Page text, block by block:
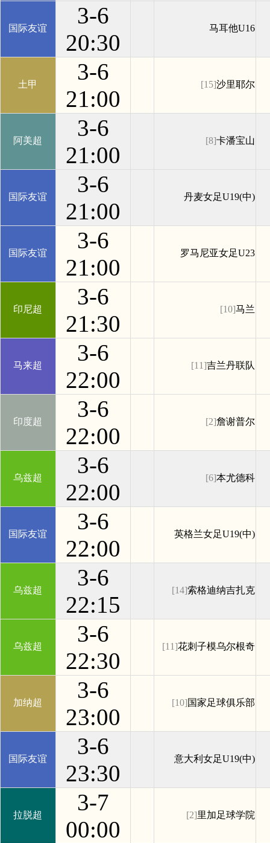
国际友谊
3-6
20:30
马耳他U16
土甲
3-6
21:00
[15]沙里耶尔
阿美超
3-6
21:00
[8]卡潘宝山
国际友谊
3-6
21:00
丹麦女足U19(中)
国际友谊
3-6
21:00
罗马尼亚女足U23
印尼超
3-6
21:30
[10]马兰
马来超
3-6
22:00
[11]吉兰丹联队
印度超
3-6
22:00
[2]詹谢普尔
乌兹超
3-6
22:00
[6]本尤德科
国际友谊
3-6
22:00
英格兰女足U19(中)
乌兹超
3-6
22:15
[14]索格迪纳吉扎克
乌兹超
3-6
22:30
[11]花刺子模乌尔根奇
加纳超
3-6
23:00
[10]国家足球俱乐部
国际友谊
3-6
23:30
意大利女足U19(中)
拉脱超
3-7
00:00
[2]里加足球学院